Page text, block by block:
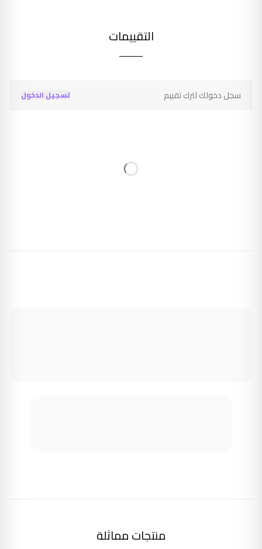
التقييمات
سجل دخولك لترك تقييم تسجيل الدخول
منتجات مماثلة